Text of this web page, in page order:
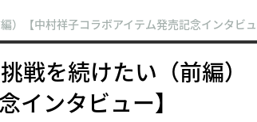
）【中村祥子コラボアイテム発売記念インタビュ
戦を続けたい（前編）
インタビュー】